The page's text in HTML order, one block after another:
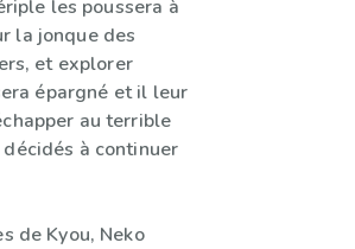
les poussera à
la jonque des
et explorer
épargné et il leur
au terrible
à continuer
de Kyou, Neko